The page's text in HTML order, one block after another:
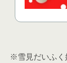
※雪見だいふく